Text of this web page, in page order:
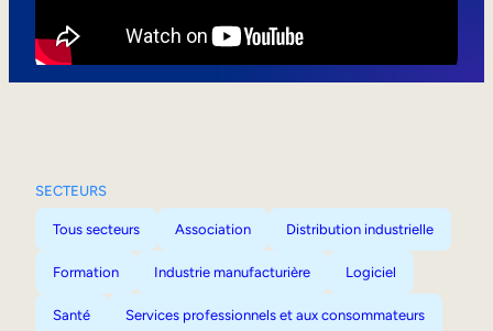
SECTEURS
Tous secteurs Association Distribution industrielle
Formation Industrie manufacturière Logiciel
Santé Services professionnels et aux consommateurs